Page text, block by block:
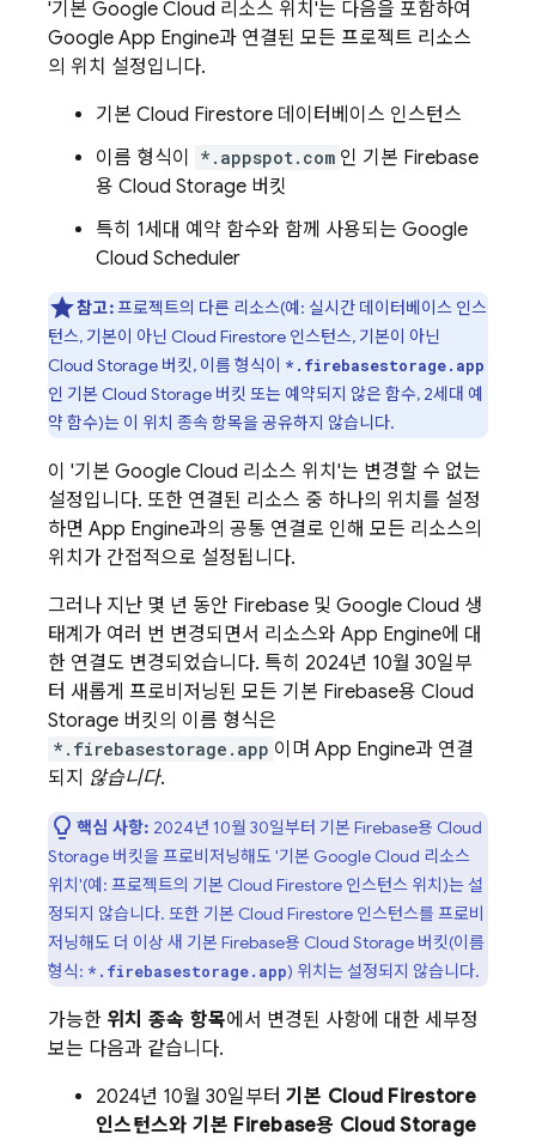
'기본 Google Cloud 리소스 위치'는 다음을 포함하여
Google App Engine과 연결된 모든 프로젝트 리소스
의 위치 설정입니다.
기본 Cloud Firestore 데이터베이스 인스턴스
이름 형식이
*.appspot.com 인 기본 Firebase
용 Cloud Storage 버킷
특히 1세대 예약 함수와 함께 사용되는 Google
Cloud Scheduler
참고:프로젝트의 다른 리소스(예: 실시간 데이터베이스 인스
턴스, 기본이 아닌 Cloud Firestore 인스턴스, 기본이 아닌
Cloud Storage 버킷, 이름 형식이 *.firebasestorage.app
인 기본 Cloud Storage 버킷 또는 예약되지 않은 함수, 2세대 예
약 함수)는 이 위치 종속 항목을 공유하지 않습니다.
이 '기본 Google Cloud 리소스 위치'는 변경할 수 없는
설정입니다. 또한 연결된 리소스 중 하나의 위치를 설정
하면 App Engine과의 공통 연결로 인해 모든 리소스의
위치가 간접적으로 설정됩니다.
그러나 지난 몇 년 동안 Firebase 및 Google Cloud 생
태계가 여러 번 변경되면서 리소스와 App Engine에 대
한 연결도 변경되었습니다. 특히 2024년 10월 30일부
터 새롭게 프로비저닝된 모든 기본 Firebase용 Cloud
Storage 버킷의 이름 형식은
*.firebasestorage.app 이며 App Engine과 연결
되지 않습니다.
핵심 사항: 2024년 10월 30일부터 기본 Firebase용 Cloud
Storage 버킷을 프로비저닝해도 '기본 Google Cloud 리소스
위치'(예: 프로젝트의 기본 Cloud Firestore 인스턴스 위치)는 설
정되지 않습니다. 또한 기본 Cloud Firestore 인스턴스를 프로비
저닝해도 더 이상 새 기본 Firebase용 Cloud Storage 버킷(이름
형식: *.firebasestorage.app) 위치는 설정되지 않습니다.
가능한 위치 종속 항목에서 변경된 사항에 대한 세부정
보는 다음과 같습니다.
2024년 10월 30일부터 기본 Cloud Firestore
인스턴스와 기본 Firebase용 Cloud Storage